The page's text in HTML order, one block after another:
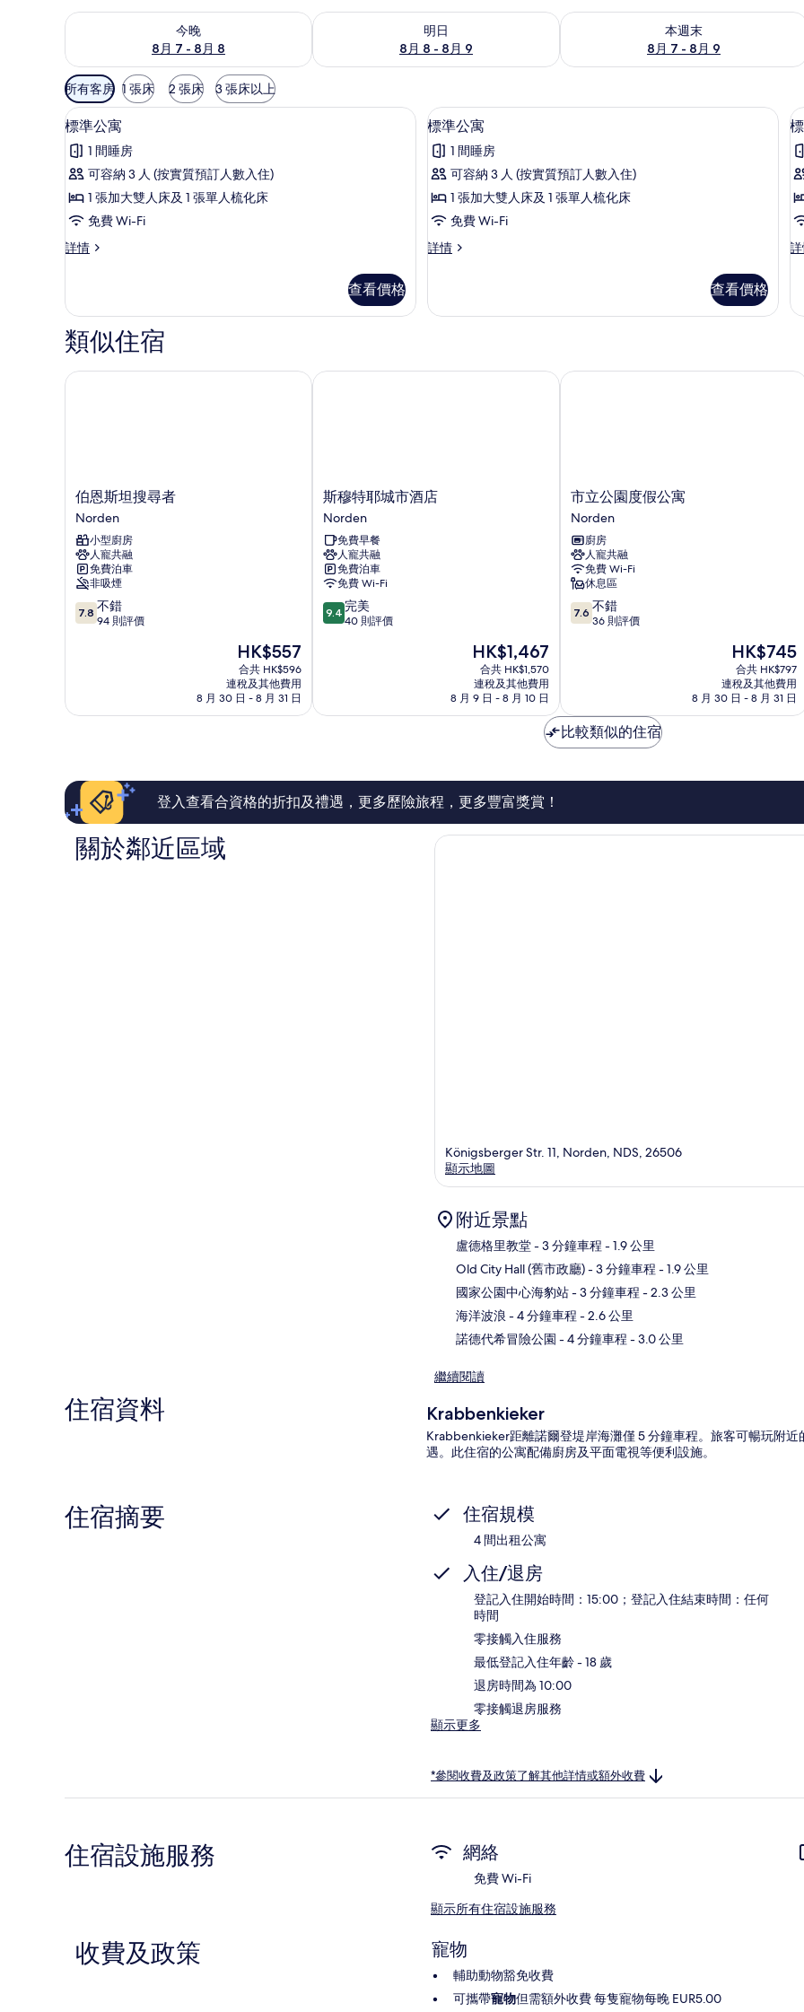
今晚
8月 7 - 8月 8
查看今晚 8月 7 - 8月 8的可訂空房
明日
8月 8 - 8月 9
查看明日 8月 8 - 8月 9的可訂空房
本週末
8月 7 - 8月 9
查看本週末 8月 7 - 8月 9的可訂空房
可
用
嘅
客
房
篩
選
條
件
所有客房 1 張床 2 張床 3 張床以上
載
入
所
有
標
公
的
相
片
6
標準公寓
1 間睡房
可容納 3 人 (按實質預訂人數入住)
1 張加大雙人床及 1 張單人梳化床
免費 Wi-Fi
詳情
標
詳
情
查看價格
載
入
所
有
標
公
的
5
標準公寓
1 間睡房
可容納 3 人 (按實質預訂人數入住)
1 張加大雙人床及 1 張單人梳化床
免費 Wi-Fi
詳情
標
詳
查看價格
有
的
標
詳
類似住宿
伯
恩
斯
坦
搜
尋
者
Norden
伯恩斯坦搜尋者
Norden
小型廚房
人寵共融
免費泊車
非吸煙
7.8
分
不
評
篇
價
7.8 不錯
94 則評價
現
售
HK$557
HK$557
合共 HK$596
連稅及其他費用
8 月 30 日 - 8 月 31 日
伯恩斯坦搜尋者
斯
穆
特
耶
城
市
酒
店
Norden
斯穆特耶城市酒店
Norden
免費早餐
人寵共融
免費泊車
免費 Wi-Fi
9.4
分
完
評
價
9.4 完美
40 則評價
現
售
HK$1,467
HK$1,467
合共 HK$1,570
連稅及其他費用
8 月 9 日 - 8 月 10 日
斯穆特耶城市酒店
市
立
公
園
度
假
公
寓
Norden
市立公園度假公寓
Norden
廚房
人寵共融
免費 Wi-Fi
休息區
7.6
分
不
錯，
36
評
評
7.6 不錯
36 則評價
現
售
HK$745
HK$745
合共 HK$797
連稅及其他費用
8 月 30 日 - 8 月 31 日
市立公園度假公寓
比較類似的住宿
登入查看合資格的折扣及禮遇，更多歷險旅程，更多豐富獎賞！
關於鄰近區域
Königsberger Str. 11, Norden, NDS, 26506
顯示地圖
附近景點
盧德格里教堂- 3 分鐘車程 - 1.9 公里
Old City Hall (舊市政廳)- 3 分鐘車程 - 1.9 公里
國家公園中心海豹站- 3 分鐘車程 - 2.3 公里
海洋波浪 - 4 分鐘車程 - 2.6 公里
諾德代希冒險公園 - 4 分鐘車程 - 3.0 公里
繼續閱讀
住宿資料 Krabbenkieker
Krabbenkieker距離諾爾登堤岸海灘僅 5 分鐘車程。旅客可暢玩附
遇。此住宿的公寓配備廚房及平面電視等便利設施。
住宿摘要 住宿規模
4 間出租公寓
入住/退房
登記入住開始時間：15:00；登記入住結束時間：任何
時間
零接觸入住服務
最低登記入住年齡 - 18 歲
退房時間為 10:00
零接觸退房服務
顯示更多
*參閱收費及政策了解其他詳情或額外收費
住宿設施服務 網絡
免費 Wi-Fi
顯示所有住宿設施服務
收費及政策 寵物
輔助動物豁免收費
可攜帶寵物但需額外收費 每隻寵物每晚 EUR5.00